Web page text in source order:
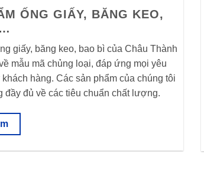
ỐNG GIẤY, BĂNG KEO,
giấy, băng keo, bao bì của Châu Thành
mẫu mã chủng loại, đáp ứng mọi yêu
hàng. Các sản phẩm của chúng tôi
đầy đủ về các tiêu chuẩn chất lượng.